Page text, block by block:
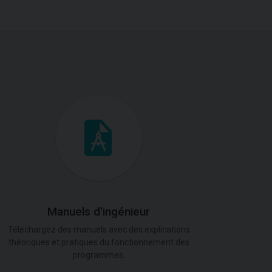
Manuels d'ingénieur